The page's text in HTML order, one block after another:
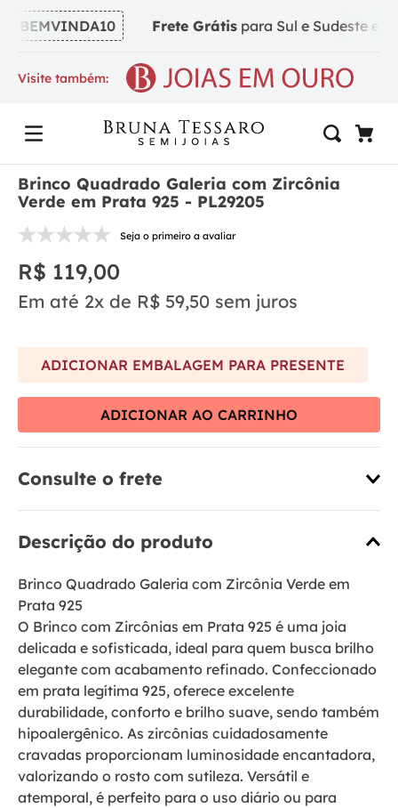
BEMVINDA10 Frete Grátispara Sul e Sudeste em
Visite também:
Brinco Quadrado Galeria com Zircônia
Verde em Prata 925 - PL29205
Seja o primeiro a avaliar
R$ 119,00
Em até 2x de R$ 59,50 sem juros
ADICIONAR EMBALAGEM PARA PRESENTE
ADICIONAR AO CARRINHO
Consulte o frete
Descrição do produto
Brinco Quadrado Galeria com Zircônia Verde em
Prata 925
O Brinco com Zircônias em Prata 925 é uma joia
delicada e sofisticada, ideal para quem busca brilho
elegante com acabamento refinado. Confeccionado
em prata legítima 925, oferece excelente
durabilidade, conforto e brilho suave, sendo também
hipoalergênico. As zircônias cuidadosamente
cravadas proporcionam luminosidade encantadora,
valorizando o rosto com sutileza. Versátil e
atemporal, é perfeito para o uso diário ou para